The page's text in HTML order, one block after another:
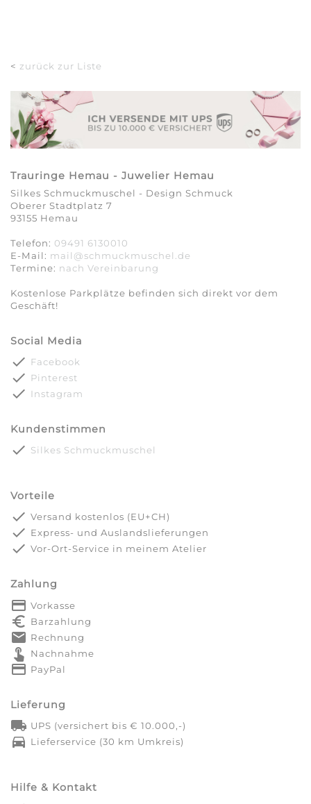
< zurück zur Liste
Trauringe Hemau - Juwelier Hemau
Silkes Schmuckmuschel - Design Schmuck
Oberer Stadtplatz 7
93155 Hemau
Telefon: 09491 6130010
E-Mail: mail@schmuckmuschel.de
Termine: nach Vereinbarung​​​​​​​
Kostenlose Parkplätze befinden sich direkt vor dem
Geschäft!
Social Media
done Facebook
done Pinterest
done Instagram
Kundenstimmen
done Silkes Schmuckmuschel
Vorteile
done Versand kostenlos (EU+CH)
done Express- und Auslandslieferungen
done Vor-Ort-Service in meinem Atelier
Zahlung
payment Vorkasse
euro_symbol Barzahlung
markunread Rechnung
touch_app Nachnahme
credit_card PayPal
Lieferung
local_shipping UPS (versichert bis € 10.000,-)
directions_car Lieferservice (30 km Umkreis)
Hilfe & Kontakt